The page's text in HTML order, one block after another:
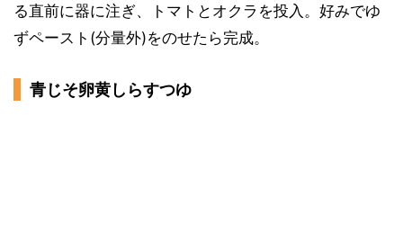
る直前に器に注ぎ、トマトとオクラを投入。好みでゆ
ずペースト(分量外)をのせたら完成。
青じそ卵黄しらすつゆ